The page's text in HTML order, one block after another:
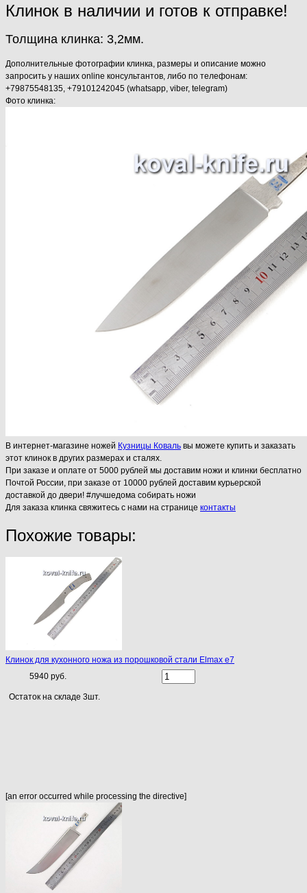
Клинок в наличии и готов к отправке!
Толщина клинка: 3,2мм.
Дополнительные фотографии клинка, размеры и описание можно
запросить у наших online консультантов, либо по телефонам:
+79875548135, +79101242045 (whatsapp, viber, telegram)
Фото клинка:
В интернет-магазине ножей Кузницы Коваль вы можете купить и заказать
этот клинок в других размерах и сталях.
При заказе и оплате от 5000 рублей мы доставим ножи и клинки бесплатно
Почтой России, при заказе от 10000 рублей доставим курьерской
доставкой до двери! #лучшедома собирать ножи
Для заказа клинка свяжитесь с нами на странице контакты
Похожие товары:
Клинок для кухонного ножа из порошковой стали Elmax e7
5940 руб.
Остаток на складе 3шт.
[an error occurred while processing the directive]